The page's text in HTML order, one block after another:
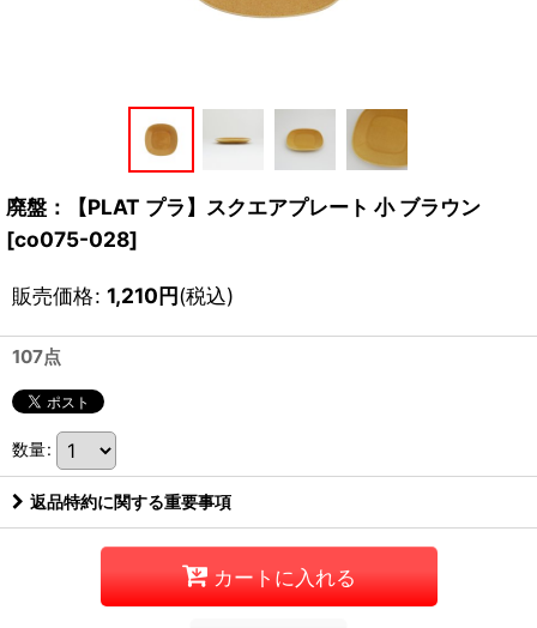
廃盤：【PLAT プラ】スクエアプレート 小 ブラウン
[co075-028]
販売価格: 1,210円(税込)
107点
数量:
返品特約に関する重要事項
カートに入れる